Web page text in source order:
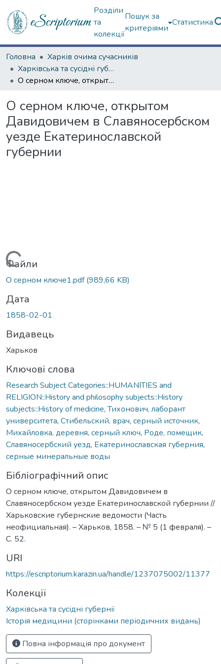
Розділи
та
колекції
Пошук за
критеріями
Статистика
Головна
Харків очима сучасників
Харківська та сусідні губернії
О серном ключе, открытом Давидовичем в Славяносербском уезде Екатеринославской губернии
О серном ключе, открытом
Давидовичем в Славяносербском
уезде Екатеринославской
губернии
Вантажиться...
Файли
О серном ключе1.pdf(989,66 KB)
Дата
1858-02-01
Видавець
Харьков
Ключові слова
Research Subject Categories::HUMANITIES and
RELIGION::History and philosophy subjects::History
subjects::History of medicine,Тихонович, лаборант
университета, Стибельский, врач, серный источник,
Михайловка, деревня, серный ключ, Роде, помещик,
Славяносербский уезд, Екатеринославская губерния,
серные минеральные воды
Бібліографічний опис
О серном ключе, открытом Давидовичем в
Славяносербском уезде Екатеринославской губернии //
Харьковские губернские ведомости (Часть
неофициальная). – Харьков, 1858. – № 5 (1 февраля). –
С. 52.
URI
https://escriptorium.karazin.ua/handle/1237075002/11377
Колекції
Харківська та сусідні губернії
Історія медицини (сторінками періодичних видань)
Повна інформація про документ